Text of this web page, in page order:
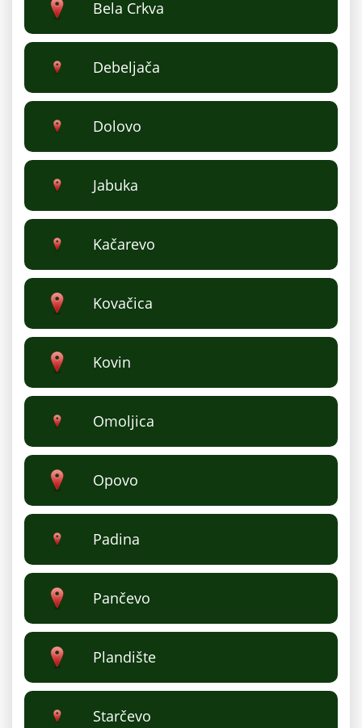
Bela Crkva
Debeljača
Dolovo
Jabuka
Kačarevo
Kovačica
Kovin
Omoljica
Opovo
Padina
Pančevo
Plandište
Starčevo